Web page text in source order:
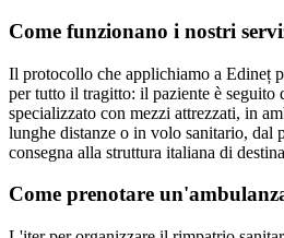
Come funzionano i nostri
Il protocollo che applichiamo a Edineț
per tutto il tragitto: il paziente è seguito
specializzato con mezzi attrezzati, in
lunghe distanze o in volo sanitario, dal
consegna alla struttura italiana di
Come prenotare